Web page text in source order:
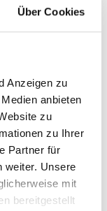
Über Cookies
Anzeigen zu
anbieten
zu
zu Ihrer
Partner für
weiter. Unsere
mit
bereitgestellt